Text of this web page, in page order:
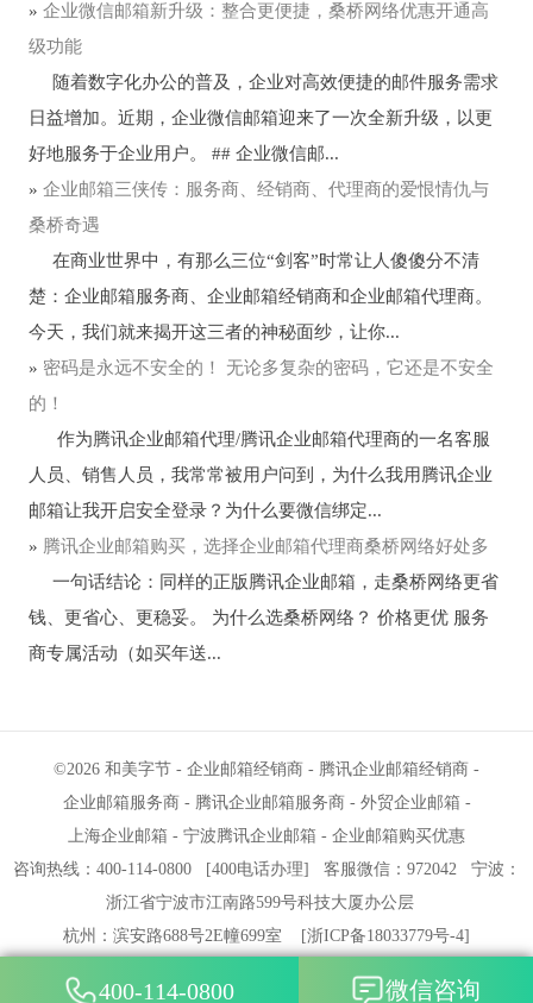
» 企业微信邮箱新升级：整合更便捷，桑桥网络优惠开通高
级功能
随着数字化办公的普及，企业对高效便捷的邮件服务需求
日益增加。近期，企业微信邮箱迎来了一次全新升级，以更
好地服务于企业用户。 ## 企业微信邮...
» 企业邮箱三侠传：服务商、经销商、代理商的爱恨情仇与
桑桥奇遇
在商业世界中，有那么三位“剑客”时常让人傻傻分不清
楚：企业邮箱服务商、企业邮箱经销商和企业邮箱代理商。
今天，我们就来揭开这三者的神秘面纱，让你...
» 密码是永远不安全的！ 无论多复杂的密码，它还是不安全
的！
作为腾讯企业邮箱代理/腾讯企业邮箱代理商的一名客服
人员、销售人员，我常常被用户问到，为什么我用腾讯企业
邮箱让我开启安全登录？为什么要微信绑定...
» 腾讯企业邮箱购买，选择企业邮箱代理商桑桥网络好处多
一句话结论：同样的正版腾讯企业邮箱，走桑桥网络更省
钱、更省心、更稳妥。 为什么选桑桥网络？ 价格更优 服务
商专属活动（如买年送...
©2026 和美字节 - 企业邮箱经销商 - 腾讯企业邮箱经销商 -
企业邮箱服务商- 腾讯企业邮箱服务商- 外贸企业邮箱 -
上海企业邮箱 - 宁波腾讯企业邮箱 - 企业邮箱购买优惠
咨询热线：400-114-0800[400电话办理] 客服微信：972042 宁波 ：
浙江省宁波市江南路599号科技大厦办公层
杭州 ：滨安路688号2E幢699室 [浙ICP备18033779号-4]
400-114-0800 微信咨询